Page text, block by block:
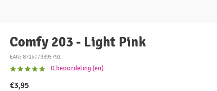
Comfy 203 - Light Pink
EAN: 8715779395791
0 beoordeling (en)
€3,95